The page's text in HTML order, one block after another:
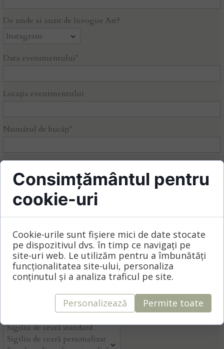
De unde ai auzit de Invogue Art?
Data evenimentului*
Locația evenimentului
Numărul de bucăți*
Alege tipul de hârtie și metoda de imprimare dorite
Plic
Adaugă accesorii
Consimțământul pentru
cookie-uri
Cookie-urile sunt fișiere mici de date stocate
pe dispozitivul dvs. în timp ce navigați pe
site-uri web. Le utilizăm pentru a îmbunătăți
funcționalitatea site-ului, personaliza
conținutul și a analiza traficul pe site.
Personalizează Permite toate